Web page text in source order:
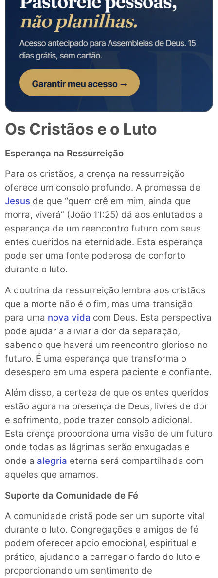
Os Cristãos e o Luto
Esperança na Ressurreição
Para os cristãos, a crença na ressurreição
oferece um consolo profundo. A promessa de
Jesus de que “quem crê em mim, ainda que
morra, viverá” (João 11:25) dá aos enlutados a
esperança de um reencontro futuro com seus
entes queridos na eternidade. Esta esperança
pode ser uma fonte poderosa de conforto
durante o luto.
A doutrina da ressurreição lembra aos cristãos
que a morte não é o fim, mas uma transição
para uma nova vida com Deus. Esta perspectiva
pode ajudar a aliviar a dor da separação,
sabendo que haverá um reencontro glorioso no
futuro. É uma esperança que transforma o
desespero em uma espera paciente e confiante.
Além disso, a certeza de que os entes queridos
estão agora na presença de Deus, livres de dor
e sofrimento, pode trazer consolo adicional.
Esta crença proporciona uma visão de um futuro
onde todas as lágrimas serão enxugadas e
onde a alegria eterna será compartilhada com
aqueles que amamos.
Suporte da Comunidade de Fé
A comunidade cristã pode ser um suporte vital
durante o luto. Congregações e amigos de fé
podem oferecer apoio emocional, espiritual e
prático, ajudando a carregar o fardo do luto e
proporcionando um sentimento de